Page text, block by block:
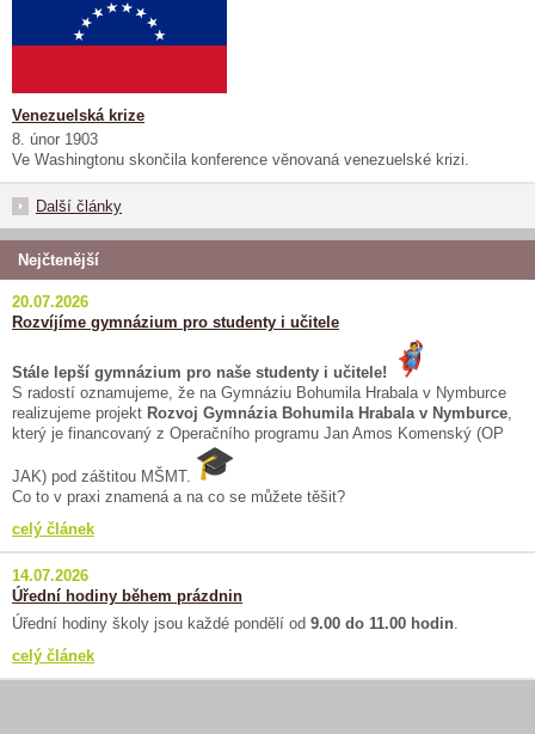
Venezuelská krize
8. únor 1903
Ve Washingtonu skončila konference věnovaná venezuelské krizi.
Další články
Nejčtenější
20.07.2026
Rozvíjíme gymnázium pro studenty i učitele
Stále lepší gymnázium pro naše studenty i učitele!
S radostí oznamujeme, že na Gymnáziu Bohumila Hrabala v Nymburce
realizujeme projekt Rozvoj Gymnázia Bohumila Hrabala v Nymburce,
který je financovaný z Operačního programu Jan Amos Komenský (OP
JAK) pod záštitou MŠMT.
Co to v praxi znamená a na co se můžete těšit?
celý článek
14.07.2026
Úřední hodiny během prázdnin
Úřední hodiny školy jsou každé pondělí od 9.00 do 11.00 hodin.
celý článek